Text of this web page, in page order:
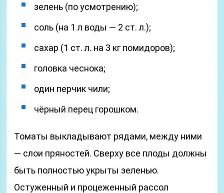
зелень (по усмотрению);
соль (на 1 л воды — 2 ст. л.);
сахар (1 ст. л. на 3 кг помидоров);
головка чеснока;
один перчик чили;
чёрный перец горошком.
Томаты выкладывают рядами, между ними
— слои пряностей. Сверху все плоды должны
быть полностью укрыты зеленью.
Остуженный и процеженный рассол